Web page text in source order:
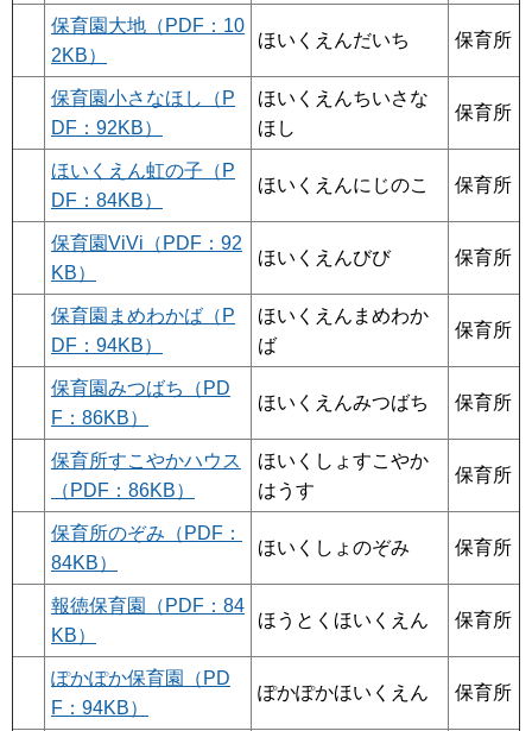
保育園大地（PDF：10
2KB）
ほいくえんだいち 保育所
保育園小さなほし（P
DF：92KB）
ほいくえんちいさな
ほし
保育所
ほいくえん虹の子（P
DF：84KB）
ほいくえんにじのこ 保育所
保育園ViVi（PDF：92
KB）
ほいくえんびび 保育所
保育園まめわかば（P
DF：94KB）
ほいくえんまめわか
ば
保育所
保育園みつばち（PD
F：86KB）
ほいくえんみつばち 保育所
保育所すこやかハウス
（PDF：86KB）
ほいくしょすこやか
はうす
保育所
保育所のぞみ（PDF：
84KB）
ほいくしょのぞみ 保育所
報徳保育園（PDF：84
KB）
ほうとくほいくえん 保育所
ぽかぽか保育園（PD
F：94KB）
ぽかぽかほいくえん 保育所